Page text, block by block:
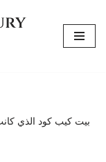
بيت كيب كود الذي